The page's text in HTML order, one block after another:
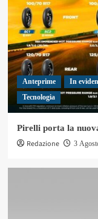
Anteprime In
Tecnologia
Pirelli porta la
Redazione 3